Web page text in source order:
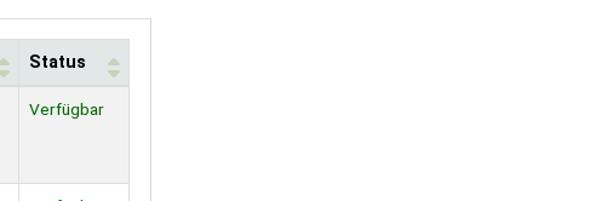
Status
Verfügbar